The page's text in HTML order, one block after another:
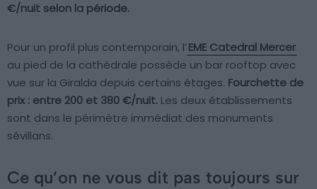
€/nuit selon la période.
Pour un profil plus contemporain, l’EME Catedral Mercer
au pied de la cathédrale possède un bar rooftop avec
vue sur la Giralda depuis certains étages. Fourchette de
prix : entre 200 et 380 €/nuit. Les deux établissements
sont dans le périmètre immédiat des monuments
sévillans.
Ce qu’on ne vous dit pas toujours sur